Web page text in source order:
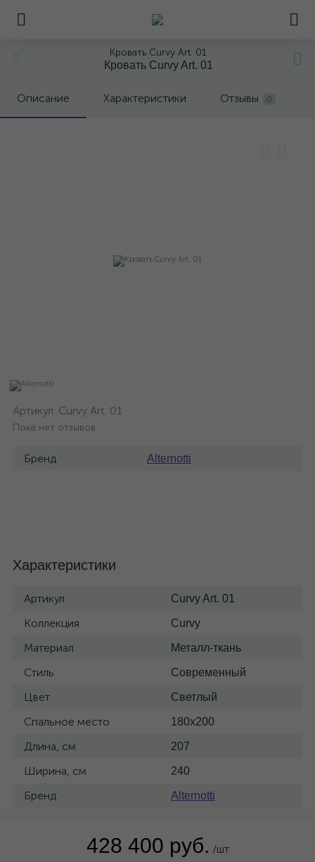
Кровать Curvy Art. 01
Кровать Curvy Art. 01
Описание Характеристики Отзывы 0
Артикул: Curvy Art. 01
Пока нет отзывов
Бренд Alternotti
Характеристики
Артикул Curvy Art. 01
Коллекция Curvy
Материал Металл-ткань
Стиль Современный
Цвет Светлый
Спальное место 180x200
Длина, см 207
Ширина, см 240
Бренд Alternotti
428 400 руб. /шт